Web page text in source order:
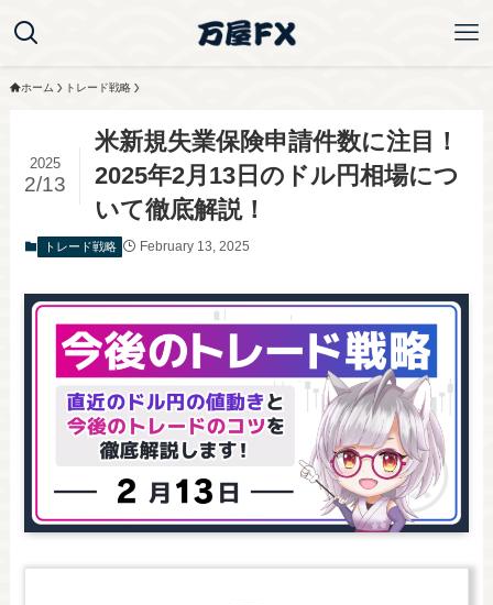
ホーム トレード戦略
米新規失業保険申請件数に注目！
2025年2月13日のドル円相場につ
いて徹底解説！
2025
2/13
トレード戦略 February 13, 2025